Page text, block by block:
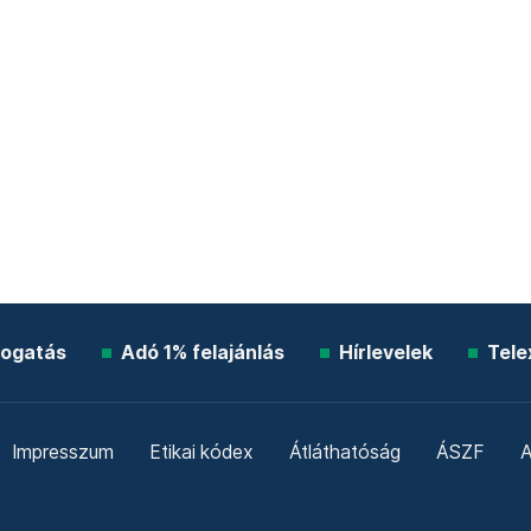
Adó 1% felajánlás Hírlevelek
Impresszum Etikai kódex Átláthatóság ÁSZF